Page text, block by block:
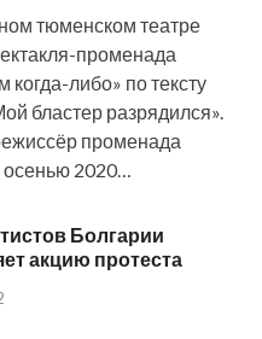
тюменском театре
променада
либо» по тексту
бластер разрядился».
променада
2020…
Болгарии
акцию протеста